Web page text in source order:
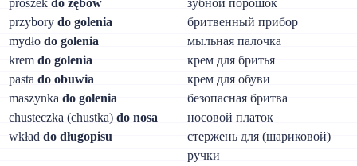
przyborydo golenia
бритвенный прибор
mydłodo golenia
мыльная палочка
kremdo golenia
крем для бритья
pastado obuwia
крем для обуви
maszynkado golenia
безопасная бритва
chusteczka (chustka)do nosa
носовой платок
wkładdo długopisu
стержень для (шариковой)
ручки